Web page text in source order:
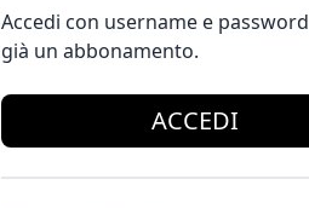
Accedi con username e
già un abbonamento.
ACCEDI